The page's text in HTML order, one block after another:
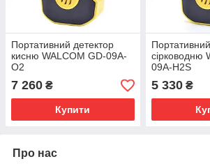
Портативний детектор
кисню WALCOM GD-09A-
О2
7 260 ₴
Купити
сірководню
09A-H2S
5 330₴
Про нас